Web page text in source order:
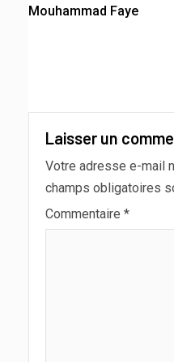
Mouhammad Faye
Laisser un
Votre adresse e-mail
champs obligatoires
Commentaire *